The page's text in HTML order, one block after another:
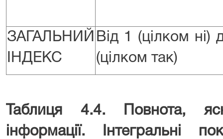
ЗАГАЛЬНИЙ
ІНДЕКС
Від 1 (цілком ні)
(цілком так)
Таблиця 4.4. Повнота,
інформації. Інтегральні